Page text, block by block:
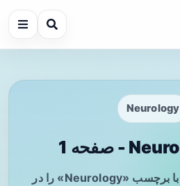
Neurology
تازه‌ترین مطالب مرتبط با برچسب «Neurology» را در